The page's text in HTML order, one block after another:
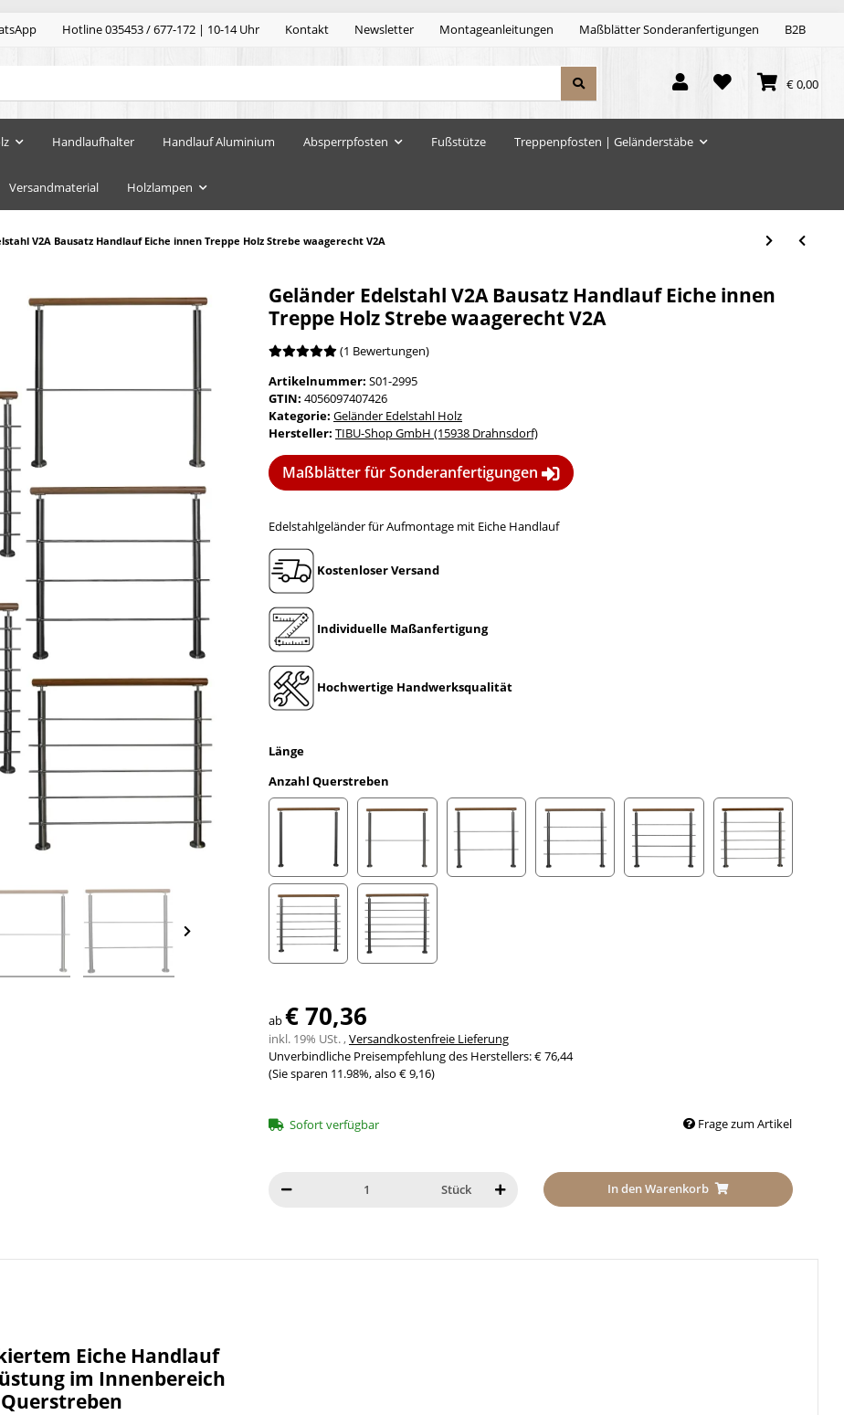
Hotline 035453 / 677-172 | 10-14 Uhr Kontakt Newsletter Montageanleitungen Maßblätter Sonderanfertigungen B2B
€ 0,00
Handlaufhalter Handlauf Aluminium Absperrpfosten Fußstütze Treppenpfosten | Geländerstäbe
Versandmaterial Holzlampen
V2A Bausatz Handlauf Eiche innen Treppe Holz Strebe waagerecht V2A
Geländer Edelstahl V2A Bausatz Handlauf Eiche innen
Treppe Holz Strebe waagerecht V2A
(1 Bewertungen)
Artikelnummer: S01-2995
GTIN: 4056097407426
Kategorie: Geländer Edelstahl Holz
Hersteller: TIBU-Shop GmbH (15938 Drahnsdorf)
Maßblätter für Sonderanfertigungen 
Edelstahlgeländer für Aufmontage mit Eiche Handlauf
Kostenloser Versand
Individuelle Maßanfertigung
Hochwertige Handwerksqualität
Länge
Anzahl Querstreben
ohne Streben mit 1 Strebe
ab€ 70,36
inkl. 19% USt. ,Versandkostenfreie Lieferung
Unverbindliche Preisempfehlung des Herstellers:€ 76,44
(Sie sparen 11.98%, also € 9,16)
Sofort verfügbar Frage zum Artikel
Stück In den Warenkorb
Eiche Handlauf
im Innenbereich
Querstreben